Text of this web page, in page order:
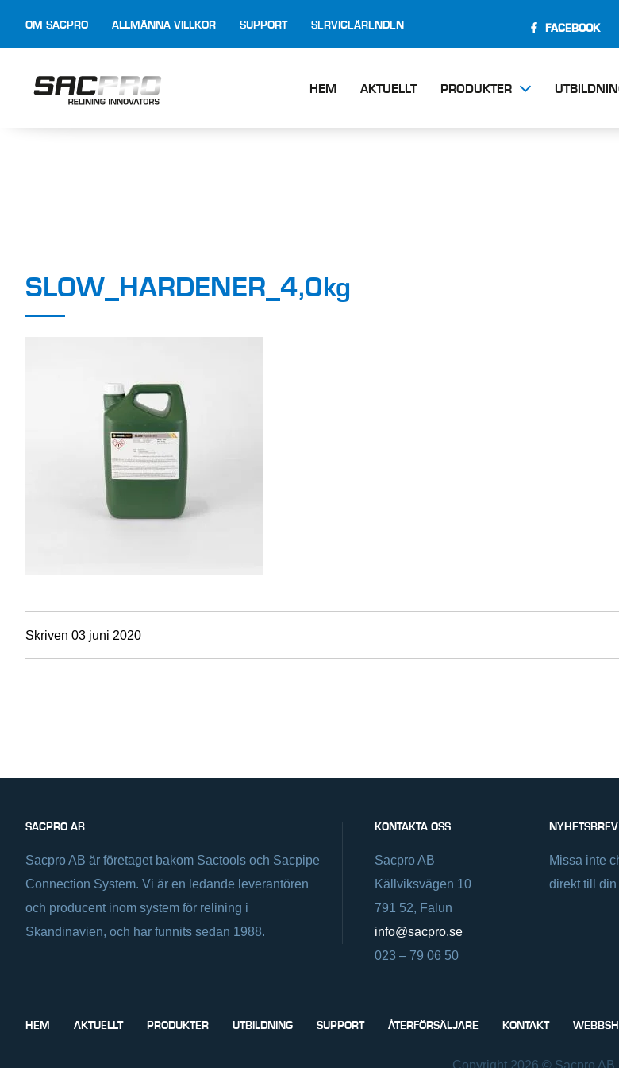
OM SACPRO ALLMÄNNA VILLKOR SUPPORT SERVICEÄRENDEN FACEBOOK
HEM AKTUELLT PRODUKTER
SLOW_HARDENER_4,0kg
Skriven 03 juni 2020
SACPRO AB
Sacpro AB är företaget bakom Sactools och Sacpipe
Connection System. Vi är en ledande leverantören
och producent inom system för relining i
Skandinavien, och har funnits sedan 1988.
KONTAKTA OSS
Sacpro AB
Källviksvägen 10
791 52, Falun
info@sacpro.se
023 – 79 06 50
NYHETSBREV
Missa inte
direkt till
HEM AKTUELLT PRODUKTER UTBILDNING SUPPORT ÅTERFÖRSÄLJARE KONTAKT
Copyright 2026 © Sacpro AB